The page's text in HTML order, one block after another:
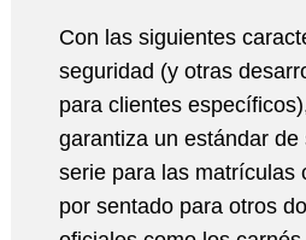
Con las siguientes
seguridad (y otras
para clientes
garantiza un estándar de
serie para las matrículas
por sentado para otros